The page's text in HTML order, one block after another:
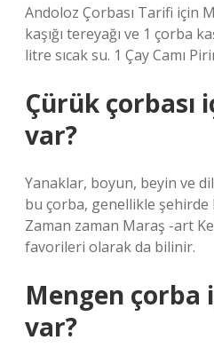
Andoloz Çorbası Tarifi için
kaşığı tereyağı ve 1 çorba
litre sıcak su. 1 Çay Camı
Çürük çorbası
var?
Yanaklar, boyun, beyin ve
bu çorba, genellikle şehirde
Zaman zaman Maraş -art
favorileri olarak da bilinir.
Mengen çorba
var?